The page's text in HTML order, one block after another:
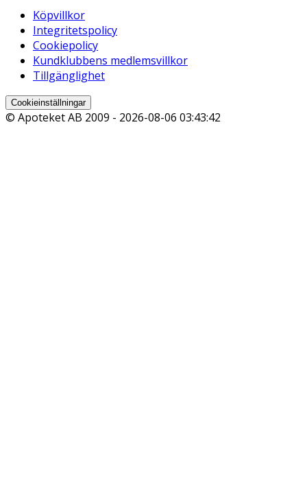
Köpvillkor
Integritetspolicy
Cookiepolicy
Kundklubbens medlemsvillkor
Tillgänglighet
Cookieinställningar
© Apoteket AB 2009 - 2026-08-06 03:43:42